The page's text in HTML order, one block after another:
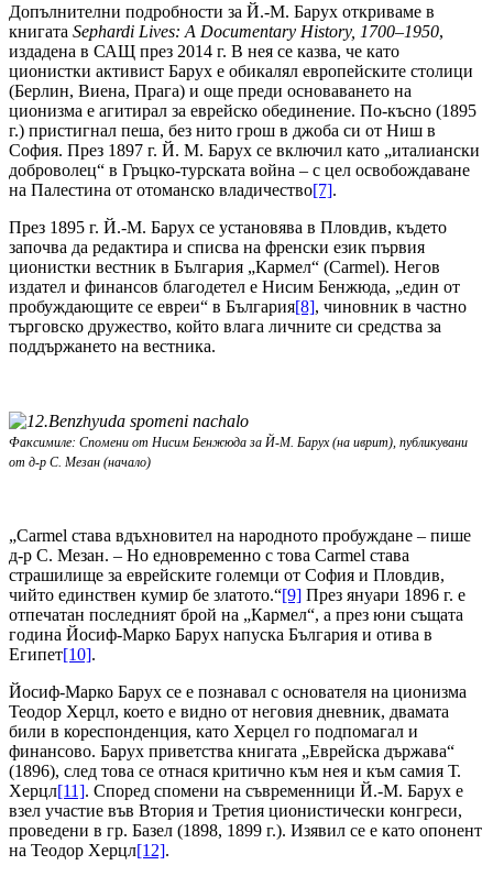
Допълнителни подробности за Й.-М. Барух откриваме в
книгата Sephardi Lives: A Documentary History, 1700–1950,
издадена в САЩ през 2014 г. В нея се казва, че като
ционистки активист Барух е обикалял европейските столици
(Берлин, Виена, Прага) и още преди основаването на
ционизма е агитирал за еврейско обединение. По-късно (1895
г.) пристигнал пеша, без нито грош в джоба си от Ниш в
София. През 1897 г. Й. М. Барух се включил като „италиански
доброволец“ в Гръцко-турската война – с цел освобождаване
на Палестина от отоманско владичество[7].
През 1895 г. Й.-М. Барух се установява в Пловдив, където
започва да редактира и списва на френски език първия
ционистки вестник в България „Кармел“ (Carmel). Негов
издател и финансов благодетел е Нисим Бенжюда, „един от
пробуждающите се евреи“ в България[8], чиновник в частно
търговско дружество, който влага личните си средства за
поддържането на вестника.
Факсимиле: Спомени от Нисим Бенжюда за Й-М. Барух (на иврит), публикувани
от д-р С. Мезан (начало)
„Carmel става вдъхновител на народното пробуждане – пише
д-р С. Мезан. – Но едновременно с това Carmel става
страшилище за еврейските големци от София и Пловдив,
чийто единствен кумир бе златото.“[9] През януари 1896 г. е
отпечатан последният брой на „Кармел“, а през юни същата
година Йосиф-Марко Барух напуска България и отива в
Египет[10].
Йосиф-Марко Барух се е познавал с основателя на ционизма
Теодор Херцл, което е видно от неговия дневник, двамата
били в кореспонденция, като Херцел го подпомагал и
финансово. Барух приветства книгата „Еврейска държава“
(1896), след това се отнася критично към нея и към самия Т.
Херцл[11]. Според спомени на съвременници Й.-М. Барух е
взел участие във Втория и Третия ционистически конгреси,
проведени в гр. Базел (1898, 1899 г.). Изявил се е като опонент
на Теодор Херцл[12].